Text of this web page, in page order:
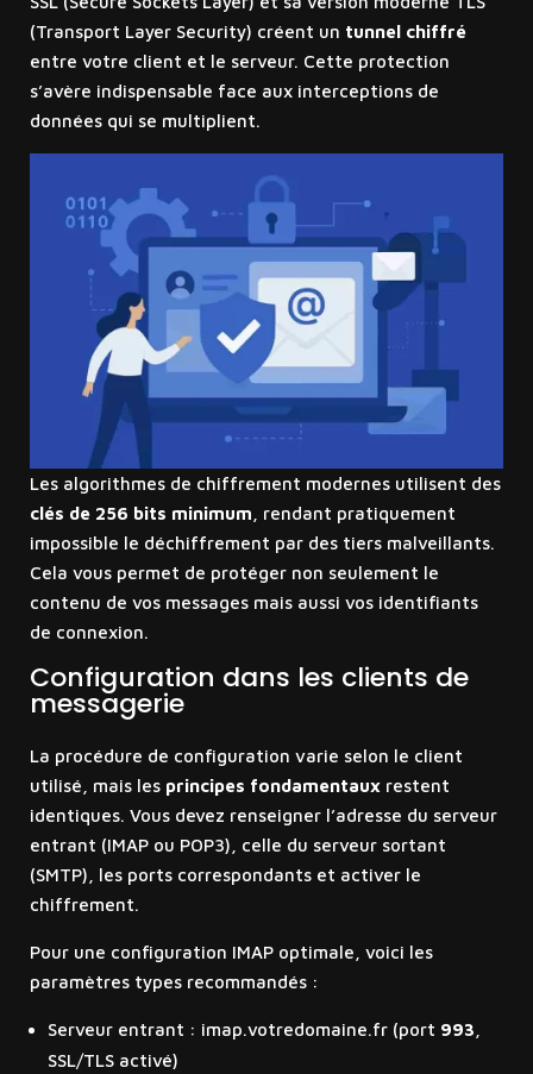
(Transport Layer Security) créent un tunnel chiffré
entre votre client et le serveur. Cette protection
s’avère indispensable face aux interceptions de
données qui se multiplient.
Les algorithmes de chiffrement modernes utilisent des
clés de 256 bits minimum , rendant pratiquement
impossible le déchiffrement par des tiers malveillants.
Cela vous permet de protéger non seulement le
contenu de vos messages mais aussi vos identifiants
de connexion.
Configuration dans les clients de
messagerie
La procédure de configuration varie selon le client
utilisé, mais les principes fondamentauxrestent
identiques. Vous devez renseigner l’adresse du serveur
entrant (IMAP ou POP3), celle du serveur sortant
(SMTP), les ports correspondants et activer le
chiffrement.
Pour une configuration IMAP optimale, voici les
paramètres types recommandés :
Serveur entrant : imap.votredomaine.fr (port 993
SSL/TLS activé)